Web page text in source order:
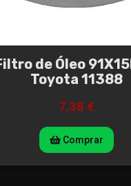
de Óleo
Toyota 11388
7,38 €
Comprar